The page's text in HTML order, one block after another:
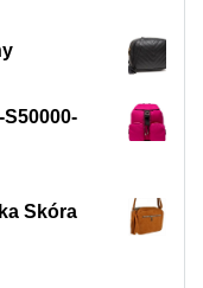
Skóra